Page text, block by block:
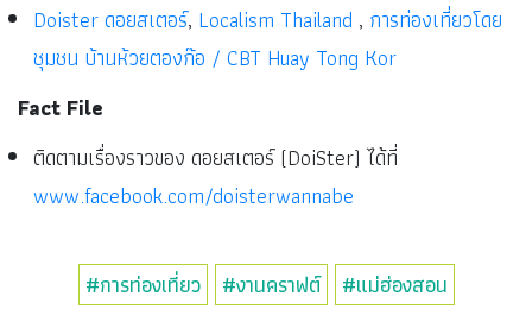
Doister ดอยสเตอร์, Localism Thailand , การท่องเที่ยวโดย
ชุมชน บ้านห้วยตองก๊อ / CBT Huay Tong Kor
Fact File
ติดตามเรื่องราวของ ดอยสเตอร์ (DoiSter) ได้ที่
www.facebook.com/doisterwannabe
#การท่องเที่ยว #งานคราฟต์ #แม่ฮ่องสอน